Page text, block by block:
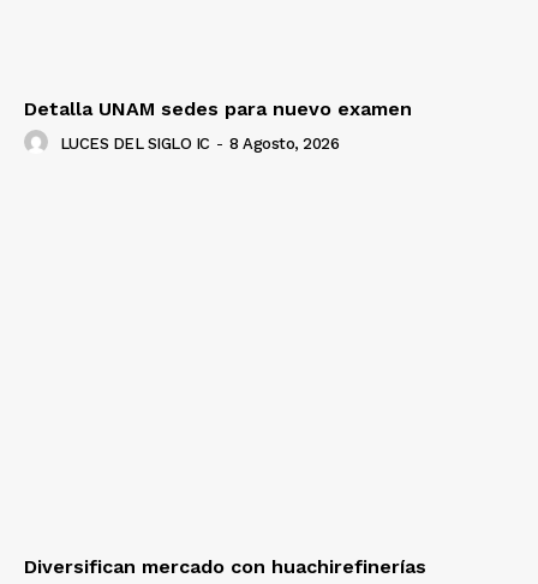
Detalla UNAM sedes para nuevo examen
LUCES DEL SIGLO IC - 8 Agosto, 2026
Diversifican mercado con huachirefinerías